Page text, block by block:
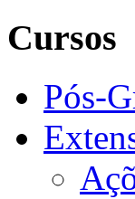
Cursos
Pós-